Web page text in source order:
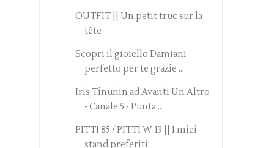
OUTFIT || Un petit truc sur la
tête
Scopri il gioiello Damiani
perfetto per te grazie ...
Iris Tinunin ad Avanti Un Altro
- Canale 5 - Punta...
PITTI 85 / PITTI W 13 || I miei
stand preferiti!